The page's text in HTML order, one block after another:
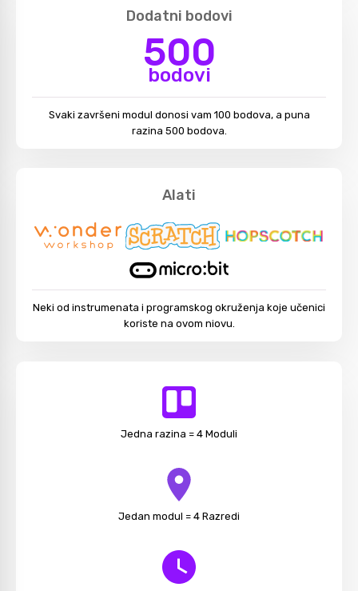
Dodatni bodovi
500
bodovi
Svaki završeni modul donosi vam 100 bodova, a puna
razina 500 bodova.
Alati
Neki od instrumenata i programskog okruženja koje učenici
koriste na ovom niovu.
Jedna razina = 4 Moduli
Jedan modul = 4 Razredi